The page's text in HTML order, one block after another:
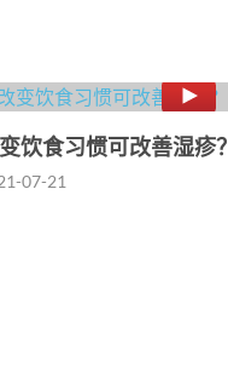
饮食习惯可改善湿疹？
07-21